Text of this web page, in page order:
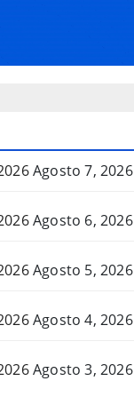
Agosto 7, 2026
Agosto 6, 2026
Agosto 5, 2026
Agosto 4, 2026
Agosto 3, 2026